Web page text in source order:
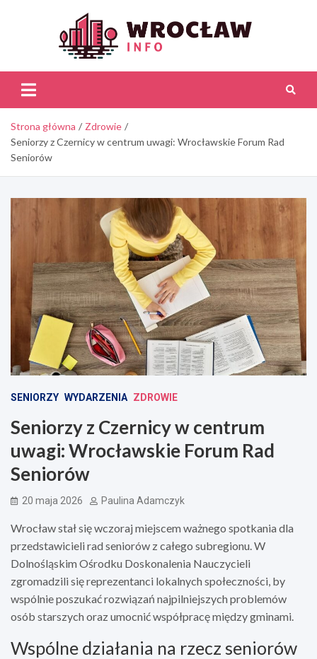
Strona główna
Zdrowie
Seniorzy z Czernicy w centrum uwagi: Wrocławskie Forum Rad
Seniorów
SENIORZY WYDARZENIA ZDROWIE
Seniorzy z Czernicy w centrum
uwagi: Wrocławskie Forum Rad
Seniorów
20 maja 2026 Paulina Adamczyk
Wrocław stał się wczoraj miejscem ważnego spotkania dla
przedstawicieli rad seniorów z całego subregionu. W
Dolnośląskim Ośrodku Doskonalenia Nauczycieli
zgromadzili się reprezentanci lokalnych społeczności, by
wspólnie poszukać rozwiązań najpilniejszych problemów
osób starszych oraz umocnić współpracę między gminami.
Wspólne działania na rzecz seniorów